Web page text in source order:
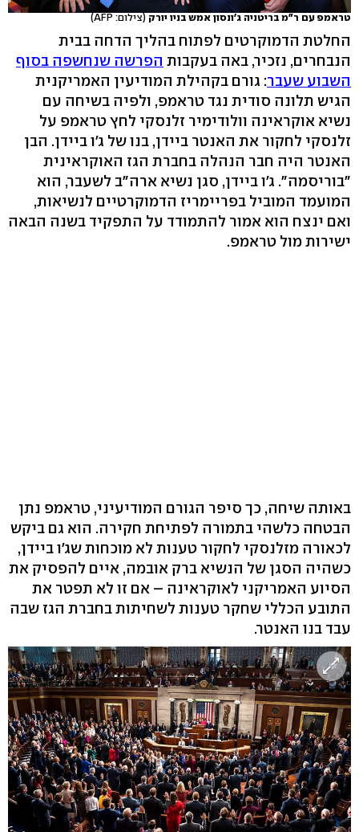
טראמפ עם ר"מ בריטניה ג'ונסון אמש בניו יורק(צילום: AFP)
החלטת הדמוקרטים לפתוח בהליך הדחה בבית
הנבחרים, נזכיר, באה בעקבות הפרשה שנחשפה בסוף
השבוע שעבר: גורם בקהילת המודיעין האמריקנית
הגיש תלונה סודית נגד טראמפ, ולפיה בשיחה עם
נשיא אוקראינה וולודימיר זלנסקי לחץ טראמפ על
זלנסקי לחקור את האנטר ביידן, בנו של ג'ו ביידן. הבן
האנטר היה חבר הנהלה בחברת הגז האוקראינית
"בוריסמה". ג'ו ביידן, סגן נשיא ארה"ב לשעבר, הוא
המועמד המוביל בפריימריז הדמוקרטיים לנשיאות,
ואם ינצח הוא אמור להתמודד על התפקיד בשנה הבאה
ישירות מול טראמפ.
באותה שיחה, כך סיפר הגורם המודיעיני, טראמפ נתן
הבטחה כלשהי בתמורה לפתיחת חקירה. הוא גם ביקש
לכאורה מזלנסקי לחקור טענות לא מוכחות שג'ו ביידן,
כשהיה הסגן של הנשיא ברק אובמה, איים להפסיק את
הסיוע האמריקני לאוקראינה – אם זו לא תפטר את
התובע הכללי שחקר טענות לשחיתות בחברת הגז שבה
עבד בנו האנטר.